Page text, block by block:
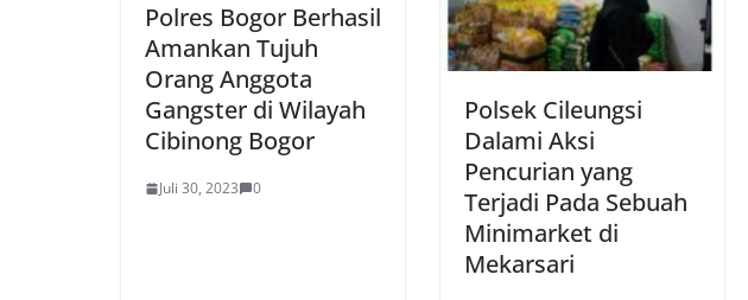
Polres Bogor Berhasil
Amankan Tujuh
Orang Anggota
Gangster di Wilayah
Cibinong Bogor
Juli 30, 2023 0
Polsek Cileungsi
Dalami Aksi
Pencurian yang
Terjadi Pada Sebuah
Minimarket di
Mekarsari